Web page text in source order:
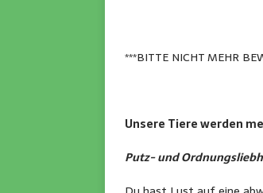
***BITTE NICHT MEHR
Unsere Tiere werden
Putz- und